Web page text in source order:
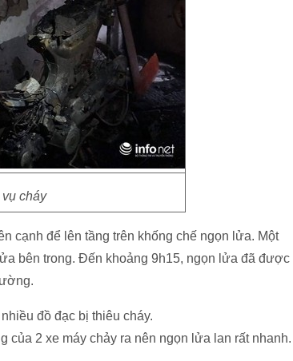
cháy
cạnh để lên tầng trên khống chế ngọn lửa. Một
bên trong. Đến khoảng 9h15, ngọn lửa đã được
đồ đạc bị thiêu cháy.
của 2 xe máy chảy ra nên ngọn lửa lan rất nhanh.